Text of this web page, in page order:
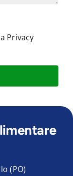
Privacy
(PO)